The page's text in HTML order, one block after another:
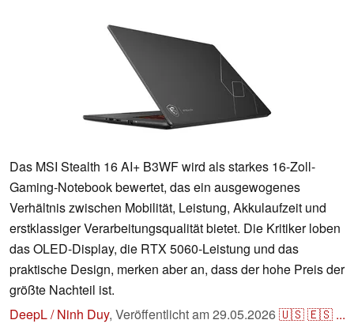
Das MSI Stealth 16 AI+ B3WF wird als starkes 16-Zoll-
Gaming-Notebook bewertet, das ein ausgewogenes
Verhältnis zwischen Mobilität, Leistung, Akkulaufzeit und
erstklassiger Verarbeitungsqualität bietet. Die Kritiker loben
das OLED-Display, die RTX 5060-Leistung und das
praktische Design, merken aber an, dass der hohe Preis der
größte Nachteil ist.
DeepL / Ninh Duy, Veröffentlicht am29.05.2026🇺🇸🇪🇸 ...